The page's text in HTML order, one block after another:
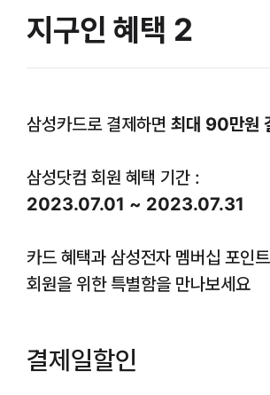
지구인 혜택 2
삼성카드로 결제하면 최대 90만원
삼성닷컴 회원 혜택 기간 :
2023.07.01 ~ 2023.07.31
카드 혜택과 삼성전자 멤버십 포인
회원을 위한 특별함을 만나보세요
결제일할인